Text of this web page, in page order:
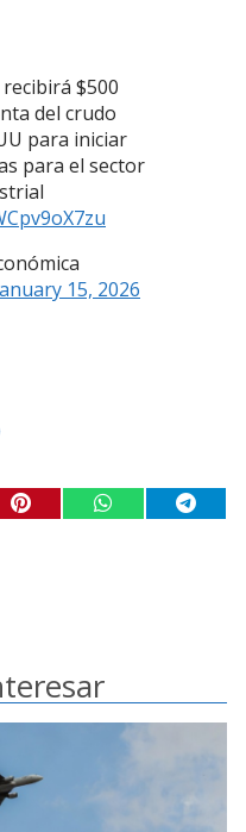
recibirá $500
del crudo
para iniciar
para el sector
15, 2026